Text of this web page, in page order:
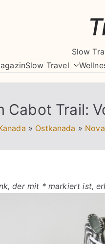
Slow
Slow Travel
Cabot Trail:
» Ostkanada »
der mit * markiert ist,